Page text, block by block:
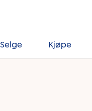
Selge Kjøpe